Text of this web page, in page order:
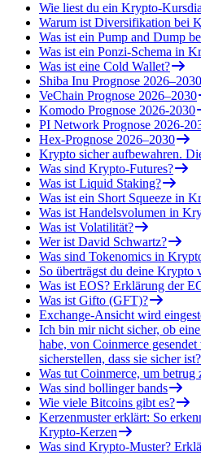
Wie liest du ein Krypto-
Warum ist Diversifikation bei
Was ist ein Pump and Dump
Was ist ein Ponzi-Schema in
Was ist eine Cold Wallet?
Shiba Inu Prognose 2026–2030
VeChain Prognose 2026–2030
Komodo Prognose 2026-2030
PI Network Prognose 2026-
Hex-Prognose 2026–2030
Krypto sicher aufbewahren.
Was sind Krypto-Futures?
Was ist Liquid Staking?
Was ist ein Short Squeeze in
Was ist Handelsvolumen in
Was ist Volatilität?
Wer ist David Schwartz?
Was sind Tokenomics in
So überträgst du deine Krypto
Was ist EOS? Erklärung der
Was ist Gifto (GFT)?
Exchange-Ansicht wird
Ich bin mir nicht sicher, ob
habe, von Coinmerce
sicherstellen, dass sie sicher ist?
Was tut Coinmerce, um betrug
Was sind bollinger bands
Wie viele Bitcoins gibt es?
Kerzenmuster erklärt: So
Krypto-Kerzen
Was sind Krypto-Muster?